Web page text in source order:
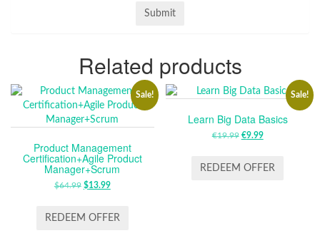
Related products
Sale!
Product Management
Certification+Agile Product
Manager+Scrum
$64.99 ORIGINAL
WAS:
$13.99CURRENT
IS:
REDEEM OFFER
Sale!
Learn Big Data Basics
€19.99 ORIGINAL
WAS:
€9.99CURRENT
IS:
REDEEM OFFER